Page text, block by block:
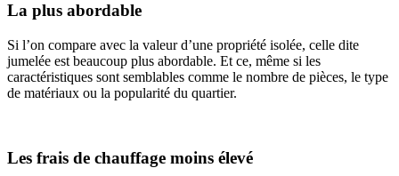
La plus abordable
Si l’on compare avec la valeur d’une propriété isolée, celle dite
jumelée est beaucoup plus abordable. Et ce, même si les
caractéristiques sont semblables comme le nombre de pièces, le type
de matériaux ou la popularité du quartier.
Les frais de chauffage moins élevé